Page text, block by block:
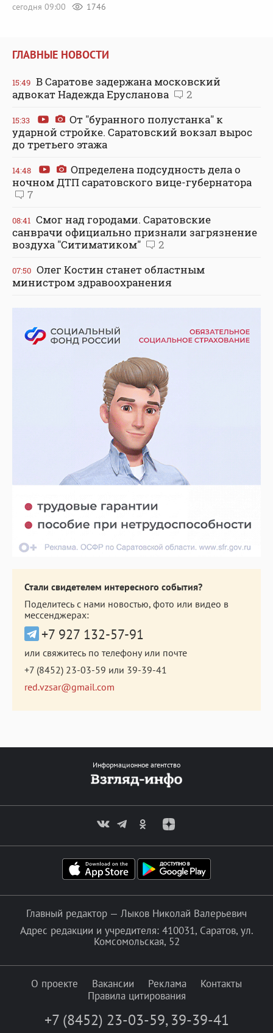
сегодня 09:00
1746
ГЛАВНЫЕ НОВОСТИ
15:49 В Саратове задержана московский
адвокат Надежда Ерусланова
2
15:33
От "буранного полустанка" к
ударной стройке. Саратовский вокзал вырос
до третьего этажа
14:48
Определена подсудность дела о
ночном ДТП саратовского вице-губернатора
7
08:41 Смог над городами. Саратовские
санврачи официально признали загрязнение
воздуха "Ситиматиком"
2
07:50 Олег Костин станет областным
министром здравоохранения
Стали свидетелем интересного события?
Поделитесь с нами новостью, фото или видео в
мессенджерах:
+7 927 132-57-91
или свяжитесь по телефону или почте
+7 (8452) 23-03-59 или 39-39-41
red.vzsar@gmail.com
Информационное агентство
Главный редактор — Лыков Николай Валерьевич
Адрес редакции и учредителя: 410031, Саратов, ул.
Комсомольская, 52
О проекте Вакансии Реклама
Контакты
Правила цитирования
+7 (8452) 23-03-59, 39-39-41